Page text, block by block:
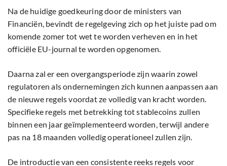
Na de huidige goedkeuring door de ministers van
Financiën, bevindt de regelgeving zich op het juiste pad om
komende zomer tot wet te worden verheven en in het
officiële EU-journal te worden opgenomen.
Daarna zal er een overgangsperiode zijn waarin zowel
regulatoren als ondernemingen zich kunnen aanpassen aan
de nieuwe regels voordat ze volledig van kracht worden.
Specifieke regels met betrekking tot stablecoins zullen
binnen een jaar geïmplementeerd worden, terwijl andere
pas na 18 maanden volledig operationeel zullen zijn.
De introductie van een consistente reeks regels voor